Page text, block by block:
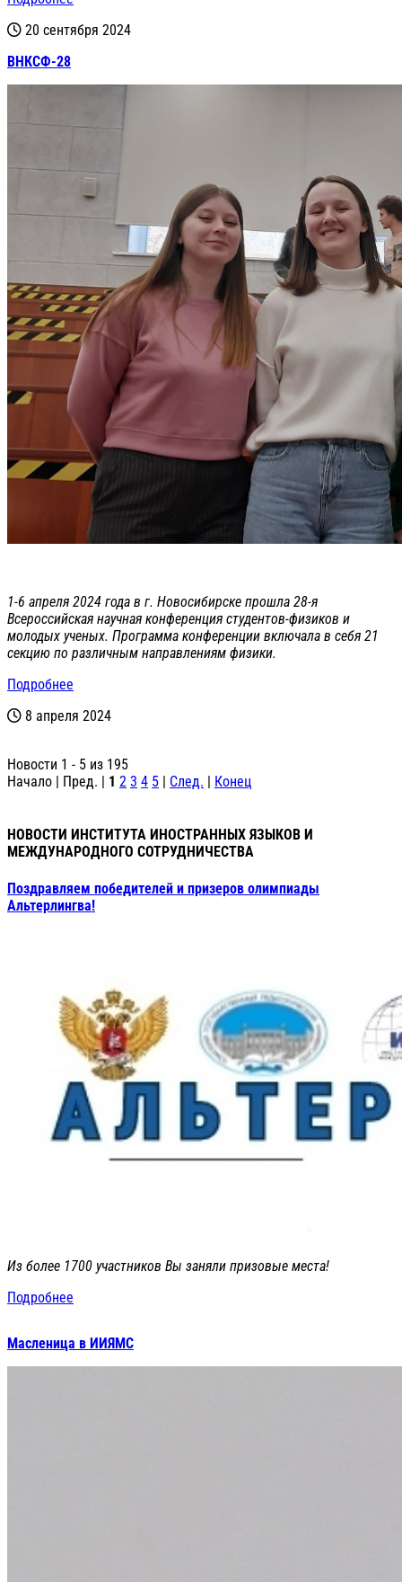
20 сентября 2024
ВНКСФ-28
1-6 апреля 2024 года в г. Новосибирске прошла 28-я
Всероссийская научная конференция студентов-физиков и
молодых ученых. Программа конференции включала в себя 21
секцию по различным направлениям физики.
Подробнее
8 апреля 2024
Новости 1 - 5 из 195
Начало | Пред. | 1 2 3 4 5 | След. | Конец
НОВОСТИ ИНСТИТУТА ИНОСТРАННЫХ ЯЗЫКОВ И
МЕЖДУНАРОДНОГО СОТРУДНИЧЕСТВА
Поздравляем победителей и призеров олимпиады
Альтерлингва!
Из более 1700 участников Вы заняли призовые места!
Подробнее
Масленица в ИИЯМС